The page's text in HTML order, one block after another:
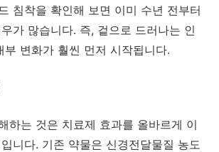
침착을 확인해 보면 이미 수년 전부터
가 많습니다. 즉, 겉으로 드러나는 인
부 변화가 훨씬 먼저 시작됩니다.
하는 것은 치료제 효과를 올바르게 이
니다. 기존 약물은 신경전달물질 농도